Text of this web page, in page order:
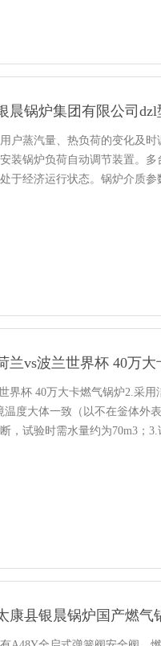
晨锅炉集团有限公司dzl
户蒸汽量、热负荷的变化及
装锅炉负荷自动调节装置。多
于经济运行状态。锅炉介质参
兰vs波兰世界杯 40万大
界杯 40万大卡燃气锅炉2.采
度大体一致（以不在釡体外
，试验时需水量约为70m3；
康县银晨锅炉国产燃气